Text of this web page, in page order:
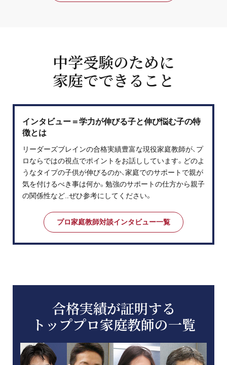
中学受験のために
家庭でできること
インタビュー＝学力が伸びる子と伸び悩む子の特
徴とは
リーダーズブレインの合格実績豊富な現役家庭教師が、プ
ロならではの視点でポイントをお話ししています。どのよ
うなタイプの子供が伸びるのか、家庭でのサポートで親が
気を付けるべき事は何か。勉強のサポートの仕方から親子
の関係性など…ぜひ参考にしてください。
プロ家庭教師対談インタビュー一覧
合格実績が証明する
トッププロ家庭教師の一覧